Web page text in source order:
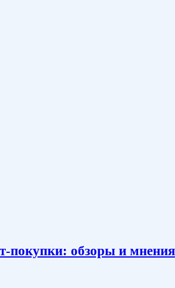
покупки: обзоры и мнения